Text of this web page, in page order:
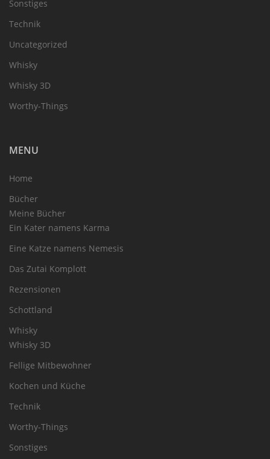
Sonstiges
Technik
Uncategorized
Whisky
Whisky 3D
Worthy-Things
MENU
Home
Bücher
Meine Bücher
Ein Kater namens Karma
Eine Katze namens Nemesis
Das Zutai Komplott
Rezensionen
Schottland
Whisky
Whisky 3D
Fellige Mitbewohner
Kochen und Küche
Technik
Worthy-Things
Sonstiges